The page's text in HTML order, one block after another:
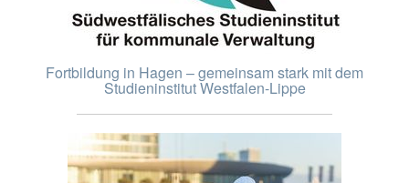
Fortbildung in Hagen – gemeinsam stark mit dem
Studieninstitut Westfalen-Lippe